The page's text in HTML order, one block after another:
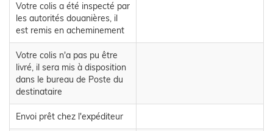
Votre colis a été inspecté par
les autorités douanières, il
est remis en acheminement
Votre colis n'a pas pu être
livré, il sera mis à disposition
dans le bureau de Poste du
destinataire
Envoi prêt chez l'expéditeur